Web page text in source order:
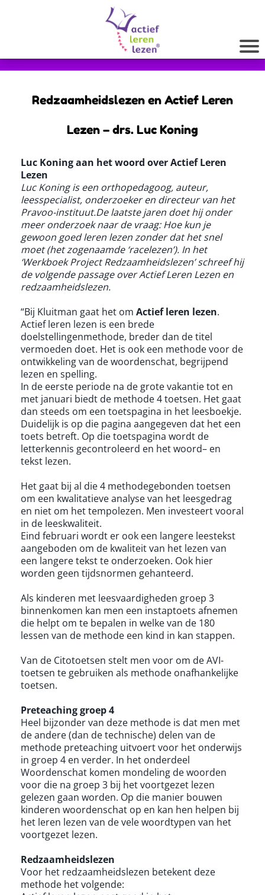
Redzaamheidslezen en Actief Leren
Lezen – drs. Luc Koning
Luc Koning aan het woord over Actief Leren
Lezen
Luc Koning is een orthopedagoog, auteur,
leesspecialist, onderzoeker en directeur van het
Pravoo-instituut.De laatste jaren doet hij onder
meer onderzoek naar de vraag: Hoe kun je
gewoon goed leren lezen zonder dat het snel
moet (het zogenaamde ‘racelezen’). In het
‘Werkboek Project Redzaamheidslezen’ schreef hij
de volgende passage over Actief Leren Lezen en
redzaamheidslezen.
“Bij Kluitman gaat het om Actief leren lezen.
Actief leren lezen is een brede
doelstellingenmethode, breder dan de titel
vermoeden doet. Het is ook een methode voor de
ontwikkeling van de woordenschat, begrijpend
lezen en spelling.
In de eerste periode na de grote vakantie tot en
met januari biedt de methode 4 toetsen. Het gaat
dan steeds om een toetspagina in het leesboekje.
Duidelijk is op die pagina aangegeven dat het een
toets betreft. Op die toetspagina wordt de
letterkennis gecontroleerd en het woord– en
tekst lezen.
Het gaat bij al die 4 methodegebonden toetsen
om een kwalitatieve analyse van het leesgedrag
en niet om het tempolezen. Men investeert vooral
in de leeskwaliteit.
Eind februari wordt er ook een langere leestekst
aangeboden om de kwaliteit van het lezen van
een langere tekst te onderzoeken. Ook hier
worden geen tijdsnormen gehanteerd.
Als kinderen met leesvaardigheden groep 3
binnenkomen kan men een instaptoets afnemen
die helpt om te bepalen in welke van de 180
lessen van de methode een kind in kan stappen.
Van de Citotoetsen stelt men voor om de AVI-
toetsen te gebruiken als methode onafhankelijke
toetsen.
Preteaching groep 4
Heel bijzonder van deze methode is dat men met
de andere (dan de technische) delen van de
methode preteaching uitvoert voor het onderwijs
in groep 4 en verder. In het onderdeel
Woordenschat komen mondeling de woorden
voor die na groep 3 bij het voortgezet lezen
gelezen gaan worden. Op die manier bouwen
kinderen woordenschat op en kan hen helpen bij
het leren lezen van de vele woordtypen van het
voortgezet lezen.
Redzaamheidslezen
Voor het redzaamheidslezen betekent deze
methode het volgende: